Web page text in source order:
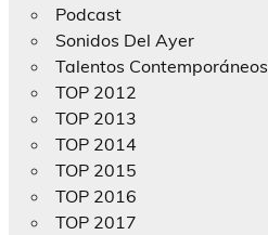
Podcast
Sonidos Del Ayer
Talentos Contemporáneos
TOP 2012
TOP 2013
TOP 2014
TOP 2015
TOP 2016
TOP 2017